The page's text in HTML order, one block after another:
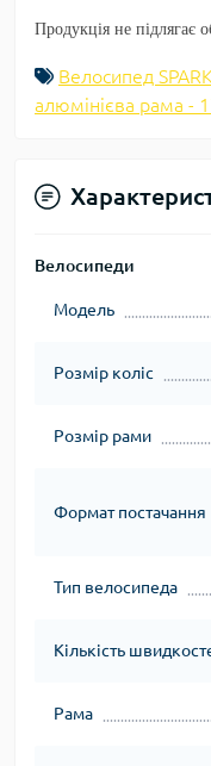
Продукція не підлягає
Велосипед
алюмінієва рама -
Велосипеди
Модель
Розмір коліс
Розмір рами
Формат постачання
Тип велосипеда
Кількість
Рама